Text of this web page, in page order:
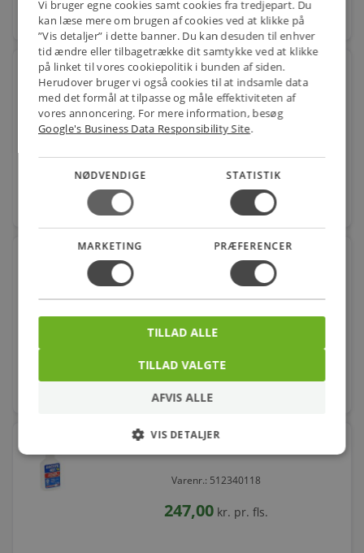
stk.
Loctite gelelim 454 20gr UN 3334 VÆSKE
UNDERLAGT GÆLDENDE LU
Varenr.: 512316589
280,00 kr.pr. stk.
Loctite lim 401 3gr UN 3334 VÆSKE UNDERLAGT
GÆLDENDE LUFTFAR
68,00 kr.
Loctite lim 401 20gr UN 3334 Væske 9
Varenr.: 512340118
247,00 kr. pr. fls.
Vi bruger egne cookies samt cookies fra tredjepart. Du
kan læse mere om brugen af cookies ved at klikke på
”Vis detaljer” i dette banner. Du kan desuden til enhver
tid ændre eller tilbagetrække dit samtykke ved at klikke
på linket til vores cookiepolitik i bunden af siden.
Herudover bruger vi også cookies til at indsamle data
med det formål at tilpasse og måle effektiviteten af
vores annoncering. For mere information, besøg
Google's Business Data Responsibility Site.
NØDVENDIGE STATISTIK
MARKETING PRÆFERENCER
TILLAD VALGTE
TILLAD ALLE
AFVIS ALLE
VIS DETALJER